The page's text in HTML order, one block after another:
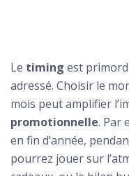
Le timing est
adressé. Choisir le
mois peut amplifier
promotionnelle. Par
en fin d’année,
pourrez jouer sur